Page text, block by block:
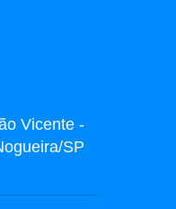
Vicente -
SP